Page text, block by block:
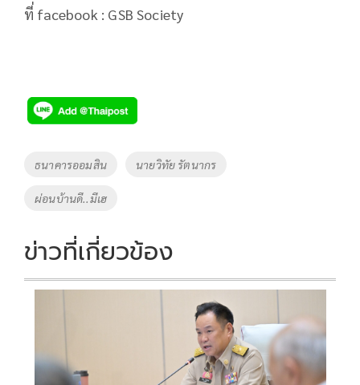
ที่ facebook : GSB Society
Tags
ธนาคารออมสิน นายวิทัย รัตนากร
ผ่อนบ้านดี..มีเฮ
ข่าวที่เกี่ยวข้อง